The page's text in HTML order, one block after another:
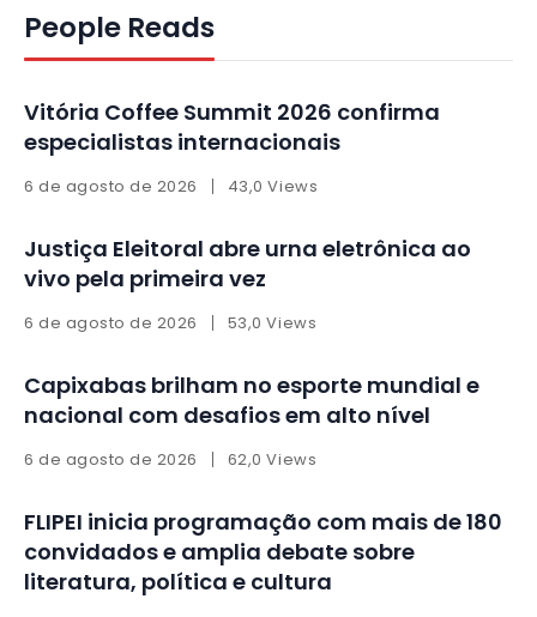
People Reads
Vitória Coffee Summit 2026 confirma
especialistas internacionais
6 de agosto de 2026 43,0 Views
Justiça Eleitoral abre urna eletrônica ao
vivo pela primeira vez
6 de agosto de 2026 53,0 Views
Capixabas brilham no esporte mundial e
nacional com desafios em alto nível
6 de agosto de 2026 62,0 Views
FLIPEI inicia programação com mais de 180
convidados e amplia debate sobre
literatura, política e cultura